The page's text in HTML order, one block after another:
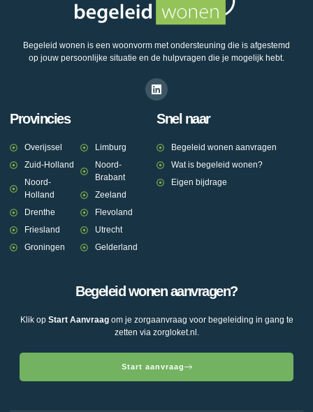
Begeleid wonen is een woonvorm met ondersteuning die is afgestemd
op jouw persoonlijke situatie en de hulpvragen die je mogelijk hebt.
Provincies
Overijssel
Zuid-Holland
Noord-
Holland
Drenthe
Friesland
Groningen
Limburg
Noord-
Brabant
Zeeland
Flevoland
Utrecht
Gelderland
Snel naar
Begeleid wonen aanvragen
Wat is begeleid wonen?
Eigen bijdrage
Begeleid wonen aanvragen?
Klik op Start Aanvraagom je zorgaanvraag voor begeleiding in gang te
zetten via zorgloket.nl.
Start aanvraag